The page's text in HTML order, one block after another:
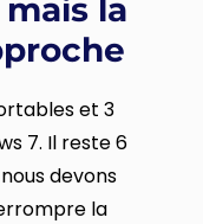
la
et 3
7. Il reste 6
devons
la